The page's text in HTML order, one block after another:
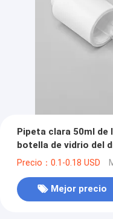
Pipeta clara 50ml de
botella de vidrio del
Precio：0.1-0.18 USD
Mejor precio